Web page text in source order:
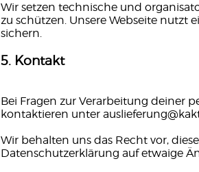
Wir setzen technische und
zu schützen. Unsere Webseite nutzt
sichern.
5. Kontakt
Bei Fragen zur Verarbeitung deiner
kontaktieren unter
Wir behalten uns das Recht vor,
Datenschutzerklärung auf etwaige